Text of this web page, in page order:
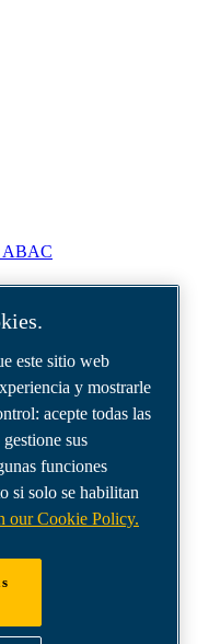
ABAC
este sitio web
y mostrarle
acepte todas las
sus
funciones
si solo se habilitan
our Cookie Policy.